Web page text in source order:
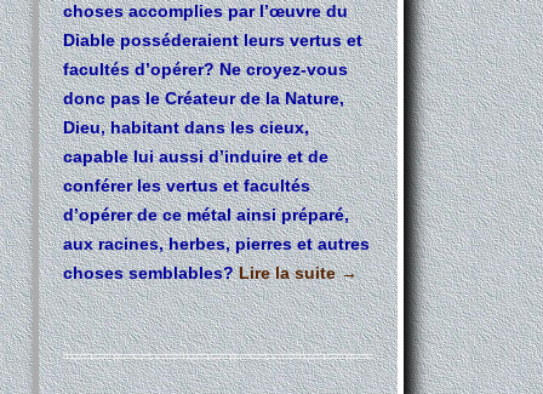
choses accomplies par l’œuvre du
Diable posséderaient leurs vertus et
facultés d’opérer? Ne croyez-vous
donc pas le Créateur de la Nature,
Dieu, habitant dans les cieux,
capable lui aussi d’induire et de
conférer les vertus et facultés
d’opérer de ce métal ainsi préparé,
aux racines, herbes, pierres et autres
choses semblables?Lire la suite→